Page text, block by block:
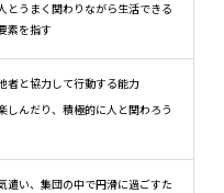
とうまく関わりながら生活できる
素を指す
者と協力して行動する能力
しんだり、積極的に人と関わろう
遣い、集団の中で円滑に過ごすた